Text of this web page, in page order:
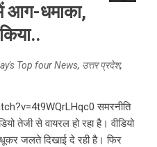
आग-धमाका,
Top four News, उत्तर प्रदेश,
समरनीति
तेजी से वायरल हो रहा है। वीडियो
जलते दिखाई दे रही है। फिर